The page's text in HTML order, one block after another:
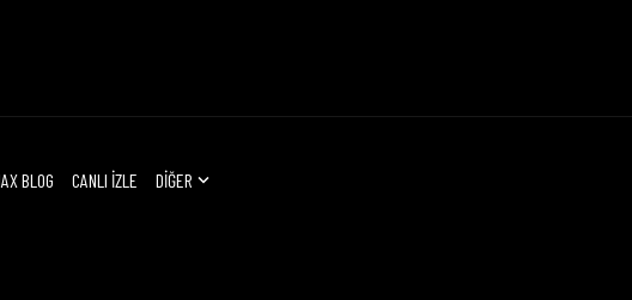
BLOG CANLI İZLE DİĞER